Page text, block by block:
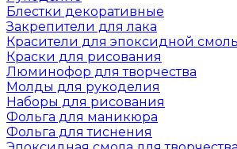
Блестки декоративные
Закрепители для лака
Красители для эпоксидной
Краски для рисования
Люминофор для творчества
Молды для рукоделия
Наборы для рисования
Фольга для маникюра
Фольга для тиснения